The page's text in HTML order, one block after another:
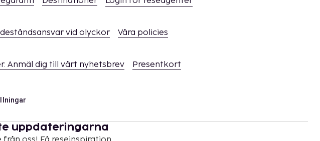
vid olyckor Våra policies
Anmäl dig till vårt nyhetsbrev Presentkort
uppdateringarna